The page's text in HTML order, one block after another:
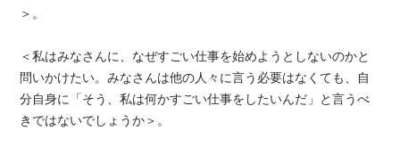
＞。
＜私はみなさんに、なぜすごい仕事を始めようとしないのかと
問いかけたい。みなさんは他の人々に言う必要はなくても、自
分自身に「そう、私は何かすごい仕事をしたいんだ」と言うべ
きではないでしょうか＞。